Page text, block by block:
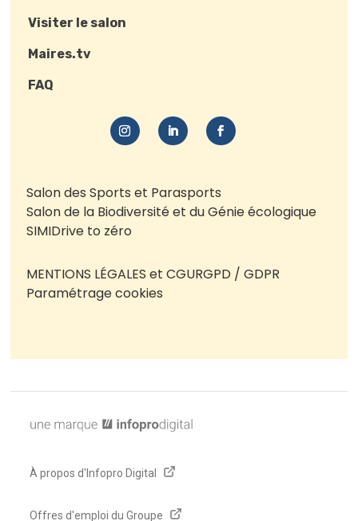
Visiter le salon
Maires.tv
FAQ
Salon des Sports et Parasports
Salon de la Biodiversité et du Génie écologique
SIMIDrive to zéro
MENTIONS LÉGALES et CGURGPD / GDPR
Paramétrage cookies